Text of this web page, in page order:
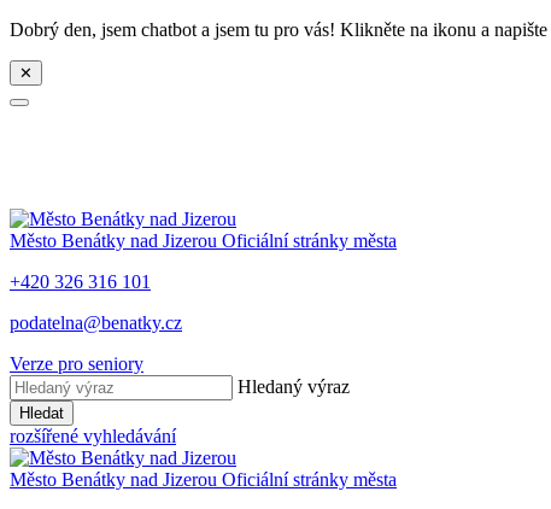
Dobrý den, jsem chatbot a jsem tu pro vás! Klikněte na ikonu a
✕
Město Benátky nad Jizerou Oficiální stránky města
+420 326 316 101
podatelna@benatky.cz
Verze pro seniory
Hledaný výraz
Hledat
rozšířené vyhledávání
Město Benátky nad Jizerou Oficiální stránky města